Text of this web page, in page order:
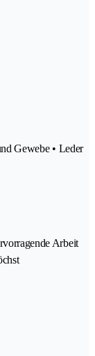
Gewebe • Leder
Arbeit